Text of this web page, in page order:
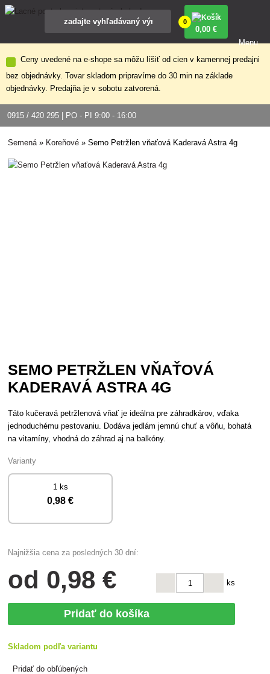
Ceny uvedené na e-shope sa môžu líšiť od cien v kamennej predajni
bez objednávky. Tovar skladom pripravíme do 30 min na základe
objednávky. Predajňa je v sobotu zatvorená.
0915 / 420 295 | PO - PI 9:00 - 16:00
0
0,00 €
Menu
Semená» Koreňové »Semo Petržlen vňaťová Kaderavá Astra 4g
SEMO PETRŽLEN VŇAŤOVÁ
KADERAVÁ ASTRA 4G
Táto kučeravá petržlenová vňať je ideálna pre záhradkárov, vďaka
jednoduchému pestovaniu. Dodáva jedlám jemnú chuť a vôňu, bohatá
na vitamíny, vhodná do záhrad aj na balkóny.
Varianty
1 ks
0,98 €
Najnižšia cena za posledných 30 dní:
od 0,98 € ks
Pridať do košíka
Skladom podľa variantu
Pridať do obľúbených